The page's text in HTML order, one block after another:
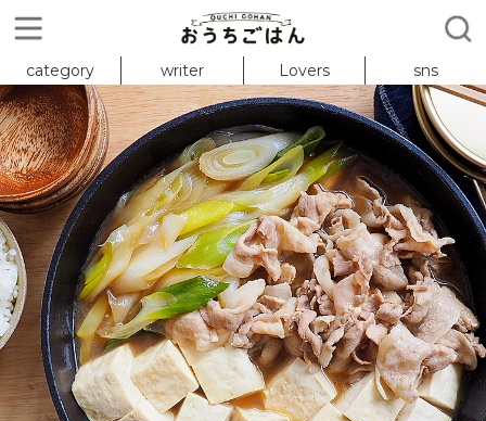
category writer Lovers sns